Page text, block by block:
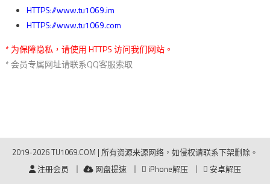
HTTPS://www.tu1069.im
HTTPS://www.tu1069.com
* 为保障隐私，请使用 HTTPS 访问我们网站。
* 会员专属网址请联系QQ客服索取
2019-2026 TU1069.COM | 所有资源来源网络，如侵权请联系下架删除。
注册会员
网盘提速 iPhone解压 安卓解压